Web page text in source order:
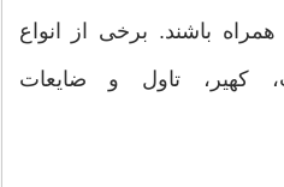
باشند. برخی از انواع
کهیر، تاول و ضایعات